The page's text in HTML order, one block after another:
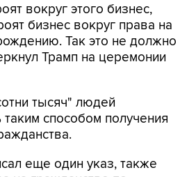
вокруг этого бизнес,
бизнес вокруг права на
Так это не должно
Трамп на церемонии
тысяч" людей
способом получения
еще один указ, также